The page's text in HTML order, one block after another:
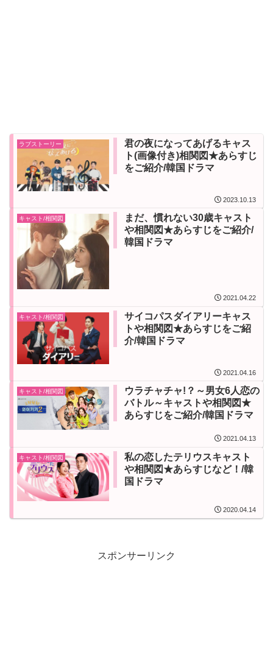
ラブストーリー
君の夜になってあげるキャス
ト(画像付き)相関図★あらすじ
をご紹介/韓国ドラマ
2023.10.13
キャスト/相関図
まだ、慣れない30歳キャスト
や相関図★あらすじをご紹介/
韓国ドラマ
2021.04.22
キャスト/相関図
サイコパスダイアリーキャス
トや相関図★あらすじをご紹
介/韓国ドラマ
2021.04.16
キャスト/相関図
ウラチャチャ!？～男女6人恋の
バトル～キャストや相関図★
あらすじをご紹介/韓国ドラマ
2021.04.13
キャスト/相関図
私の恋したテリウスキャスト
や相関図★あらすじなど！/韓
国ドラマ
2020.04.14
スポンサーリンク